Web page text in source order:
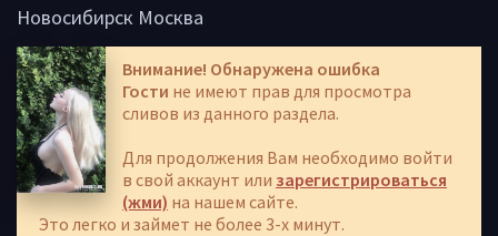
Новосибирск Москва
Внимание! Обнаружена ошибка
Гости не имеют прав для просмотра
сливов из данного раздела.
Для продолжения Вам необходимо войти
в свой аккаунт или зарегистрироваться
(жми) на нашем сайте.
Это легко и займет не более 3-х минут.